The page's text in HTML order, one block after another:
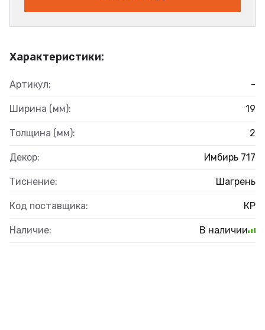
Характеристики:
Артикул: -
Ширина (мм): 19
Толщина (мм): 2
Декор: Имбирь 717
Тиснение: Шагрень
Код поставщика: КР
Наличие: В наличии